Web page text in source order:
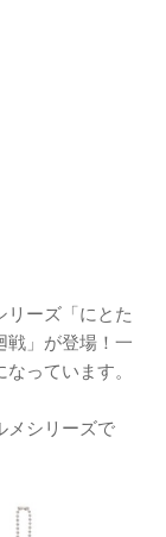
リーズ「にとた
戦」が登場！一
っています。
メシリーズで